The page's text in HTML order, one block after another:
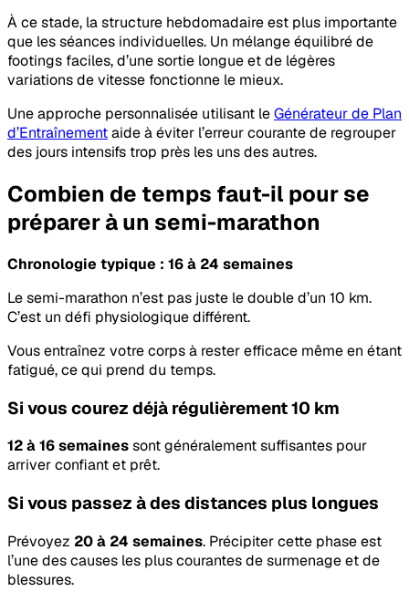
À ce stade, la structure hebdomadaire est plus importante
que les séances individuelles. Un mélange équilibré de
footings faciles, d’une sortie longue et de légères
variations de vitesse fonctionne le mieux.
Une approche personnalisée utilisant leGénérateur de Plan
d’Entraînementaide à éviter l’erreur courante de regrouper
des jours intensifs trop près les uns des autres.
Combien de temps faut-il pour se
préparer à un semi-marathon
Chronologie typique : 16 à 24 semaines
Le semi-marathon n’est pas juste le double d’un 10 km.
C’est un défi physiologique différent.
Vous entraînez votre corps à rester efficace même en étant
fatigué, ce qui prend du temps.
Si vous courez déjà régulièrement 10 km
12 à 16 semainessont généralement suffisantes pour
arriver confiant et prêt.
Si vous passez à des distances plus longues
Prévoyez 20 à 24 semaines. Précipiter cette phase est
l’une des causes les plus courantes de surmenage et de
blessures.